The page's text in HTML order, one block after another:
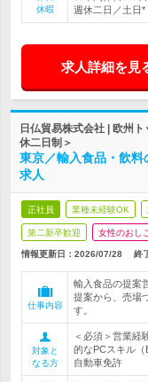
休暇
週休二日／土日*
求人詳細を見
日仏貿易株式会社 | 欧州
休二日制＞
東京／輸入食品・飲
求人
正社員 業種未経験OK
第二新卒歓迎 女性のおし
情報更新日：2026/07/28 終
仕事内容
輸入食品の提案
提案から、売場
す。
対象と
なる方
＜必須＞営業経
的なPCスキル
自動車免許